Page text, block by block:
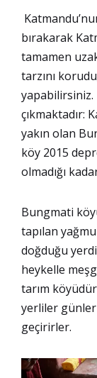
bırakarak
tamamen
tarzını
yapabilirsiniz.
çıkmaktadır:
yakın olan
köy 2015
olmadığı
Bungmati
tapılan
doğduğu
heykelle
tarım
yerliler
geçirirler.